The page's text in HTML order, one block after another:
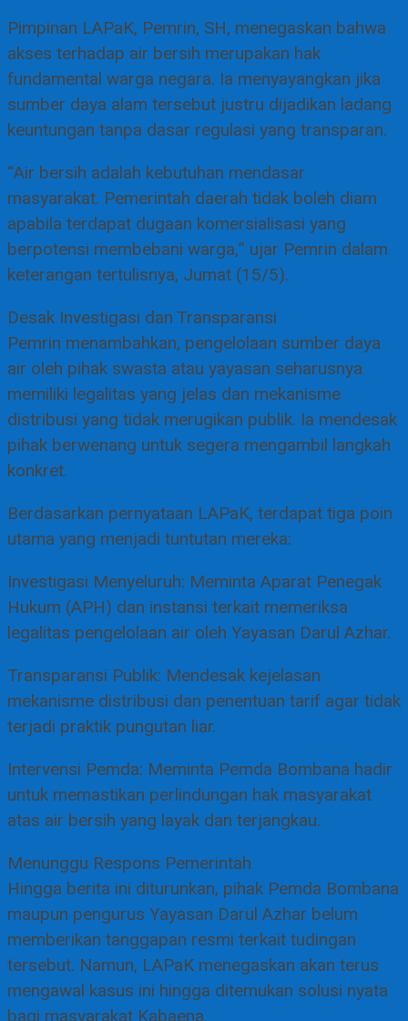
Pimpinan LAPaK, Pemrin, SH, menegaskan bahwa
akses terhadap air bersih merupakan hak
fundamental warga negara. Ia menyayangkan jika
sumber daya alam tersebut justru dijadikan ladang
keuntungan tanpa dasar regulasi yang transparan.
“Air bersih adalah kebutuhan mendasar
masyarakat. Pemerintah daerah tidak boleh diam
apabila terdapat dugaan komersialisasi yang
berpotensi membebani warga,” ujar Pemrin dalam
keterangan tertulisnya, Jumat (15/5).
Desak Investigasi dan Transparansi
Pemrin menambahkan, pengelolaan sumber daya
air oleh pihak swasta atau yayasan seharusnya
memiliki legalitas yang jelas dan mekanisme
distribusi yang tidak merugikan publik. Ia mendesak
pihak berwenang untuk segera mengambil langkah
konkret.
Berdasarkan pernyataan LAPaK, terdapat tiga poin
utama yang menjadi tuntutan mereka:
Investigasi Menyeluruh: Meminta Aparat Penegak
Hukum (APH) dan instansi terkait memeriksa
legalitas pengelolaan air oleh Yayasan Darul Azhar.
Transparansi Publik: Mendesak kejelasan
mekanisme distribusi dan penentuan tarif agar tidak
terjadi praktik pungutan liar.
Intervensi Pemda: Meminta Pemda Bombana hadir
untuk memastikan perlindungan hak masyarakat
atas air bersih yang layak dan terjangkau.
Menunggu Respons Pemerintah
Hingga berita ini diturunkan, pihak Pemda Bombana
maupun pengurus Yayasan Darul Azhar belum
memberikan tanggapan resmi terkait tudingan
tersebut. Namun, LAPaK menegaskan akan terus
mengawal kasus ini hingga ditemukan solusi nyata